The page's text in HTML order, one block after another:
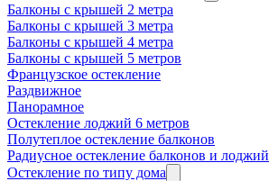
Балконы с крышей 2 метра
Балконы с крышей 3 метра
Балконы с крышей 4 метра
Балконы с крышей 5 метров
Французское остекление
Раздвижное
Панорамное
Остекление лоджий 6 метров
Полутеплое остекление балконов
Радиусное остекление балконов и лоджий
Остекление по типу дома